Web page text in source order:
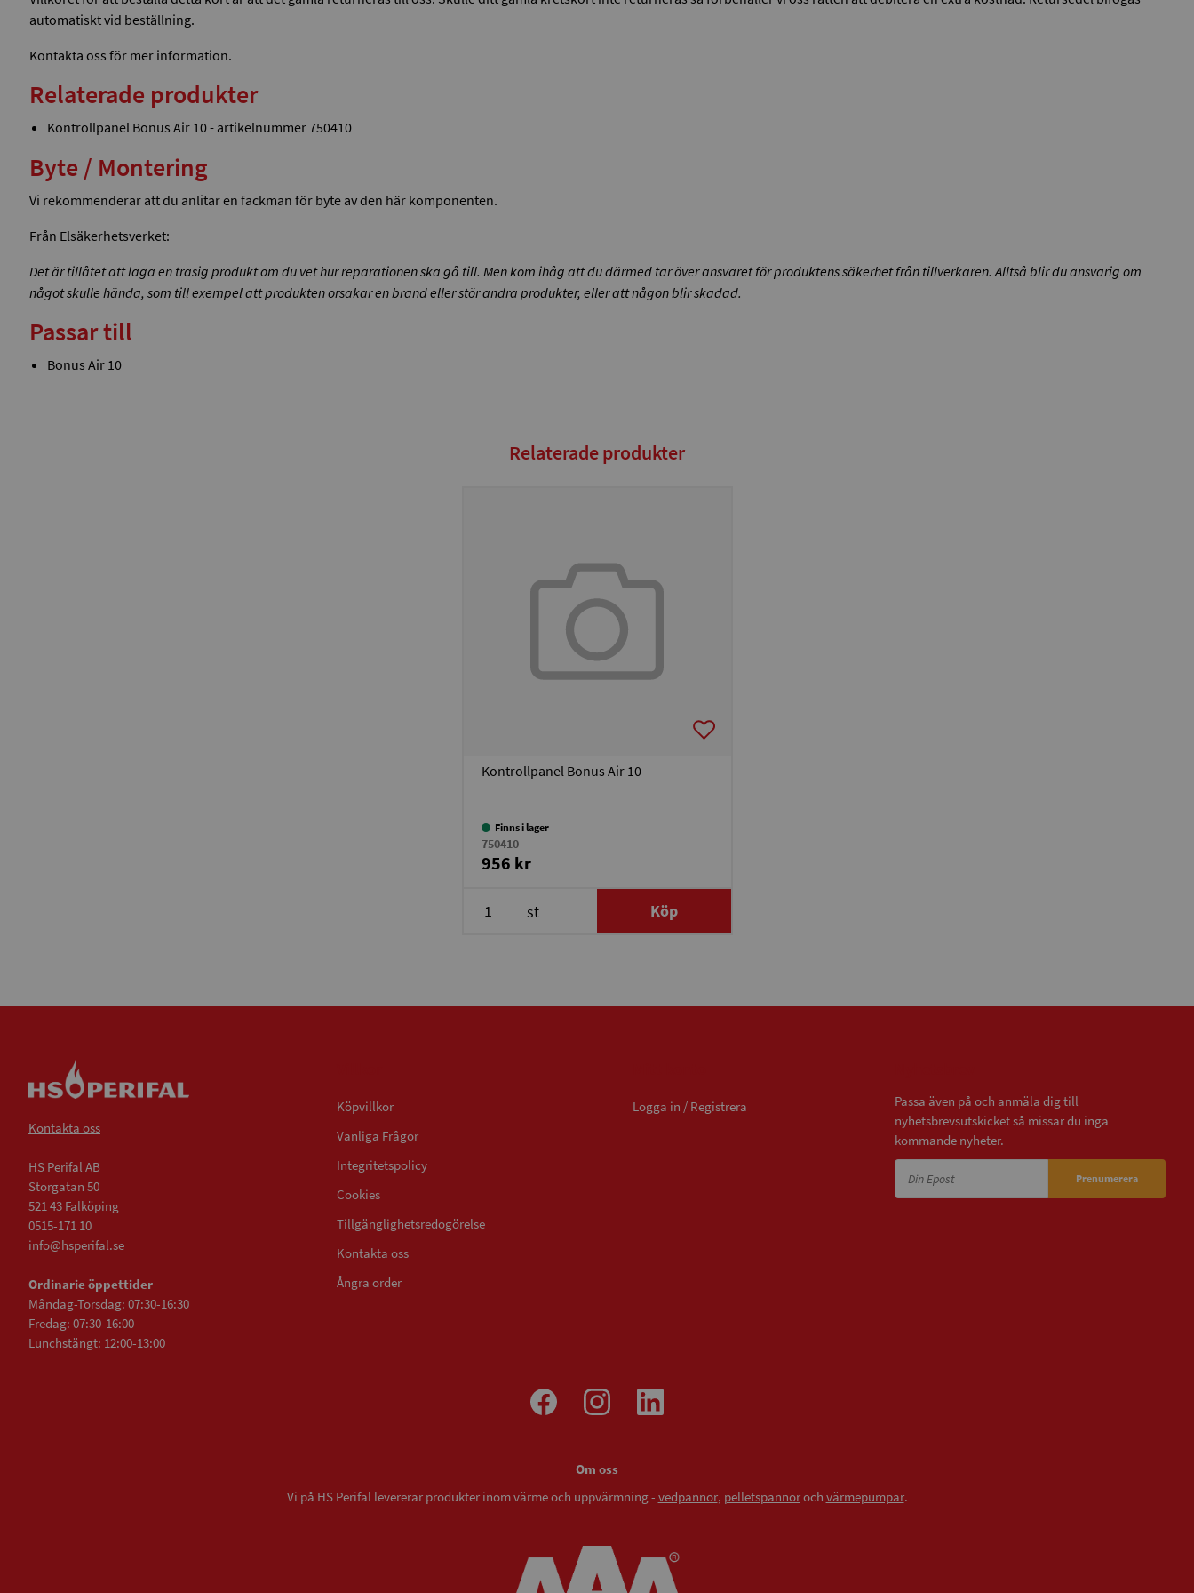
automatiskt vid beställning.
Kontakta oss för mer information.
Relaterade produkter
Kontrollpanel Bonus Air 10 - artikelnummer 750410
Byte / Montering
Vi rekommenderar att du anlitar en fackman för byte av den här komponenten.
Från Elsäkerhetsverket:
Det är tillåtet att laga en trasig produkt om du vet hur reparationen ska gå till. Men kom ihåg att du därmed tar över ansvaret för produktens säkerhet från tillverkaren. Alltså blir du ansvarig om
något skulle hända, som till exempel att produkten orsakar en brand eller stör andra produkter, eller att någon blir skadad.
Passar till
Bonus Air 10
Relaterade produkter
Kontrollpanel Bonus Air 10
Finns i lager
750410
956 kr
st Köp
Kontakta oss
HS Perifal AB
Storgatan 50
521 43 Falköping
0515-171 10
info@hsperifal.se
Ordinarie öppettider
Måndag-Torsdag: 07:30-16:30
Fredag: 07:30-16:00
Lunchstängt: 12:00-13:00
Köpvillkor
Vanliga Frågor
Integritetspolicy
Cookies
Tillgänglighetsredogörelse
Kontakta oss
Ångra order
Logga in / Registrera
Passa även på och anmäla dig till
nyhetsbrevsutskicket så missar du inga
kommande nyheter.
Prenumerera
Om oss
Vi på HS Perifal levererar produkter inom värme och uppvärmning - vedpannor, pelletspannoroch värmepumpar.